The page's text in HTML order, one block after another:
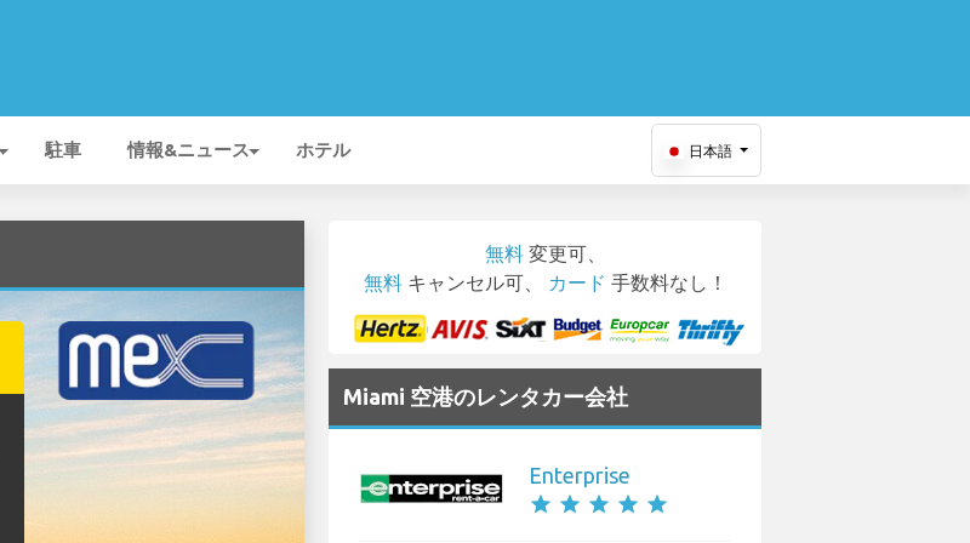
駐車 情報&ニュース ホテル 日本語
無料変更可、
無料キャンセル可、 カード 手数料なし！
Miami 空港のレンタカー会社
Enterprise
star star star star star